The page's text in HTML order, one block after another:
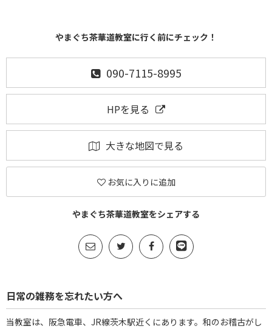
やまぐち茶華道教室に行く前にチェック！
090-7115-8995
HPを見る
大きな地図で見る
お気に入りに追加
やまぐち茶華道教室をシェアする
日常の雑務を忘れたい方へ
当教室は、阪急電車、JR線茨木駅近くにあります。和のお稽古がし